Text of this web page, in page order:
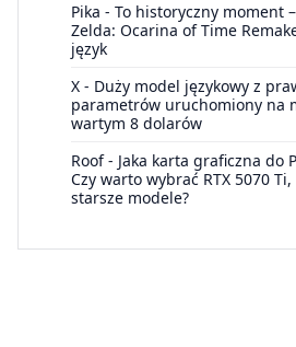
Pika - To historyczny moment
Zelda: Ocarina of Time
język
X - Duży model językowy z
parametrów uruchomiony na
wartym 8 dolarów
Roof- Jaka karta graficzna do
Czy warto wybrać RTX 5070
starsze modele?